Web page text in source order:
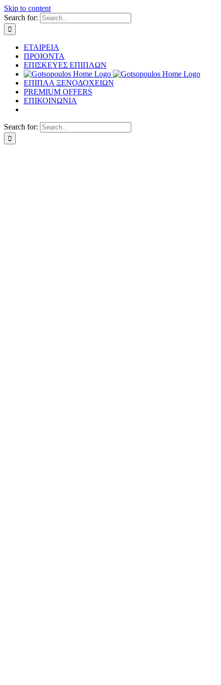
Skip to content
Search for:
ΕΤΑΙΡΕΙΑ
ΠΡΟΙΟΝΤΑ
ΕΠΙΣΚΕΥΕΣ ΕΠΙΠΛΩΝ
ΕΠΙΠΛΑ ΞΕΝΟΔΟΧΕΙΩΝ
PREMIUM OFFERS
ΕΠΙΚΟΙΝΩΝΙΑ
Search for: